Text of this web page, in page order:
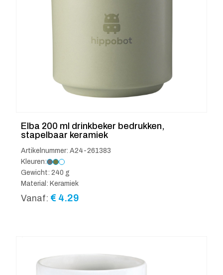
Elba 200 ml drinkbeker bedrukken,
stapelbaar keramiek
Artikelnummer: A24-261383
Kleuren:
Gewicht: 240 g
Material: Keramiek
Vanaf: € 4.29